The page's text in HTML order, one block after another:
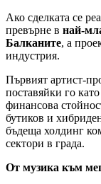
Ако сделката се
превърне в най-
Балканите, а
индустрия.
Първият артист-
поставяйки го
финансова
бутиков и
бъдеща холдинг
сектори в града.
От музика към